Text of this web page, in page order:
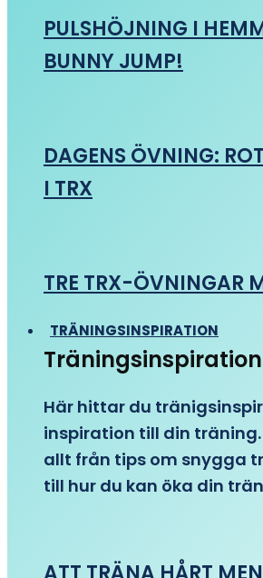
PULSHÖJNING I
BUNNY JUMP!
DAGENS ÖVNING:
I TRX
TRE TRX-ÖVNINGAR
TRÄNINGSINSPIRATION
Träningsinspiration
Här hittar du
inspiration till din
allt från tips om snygga
till hur du kan öka din